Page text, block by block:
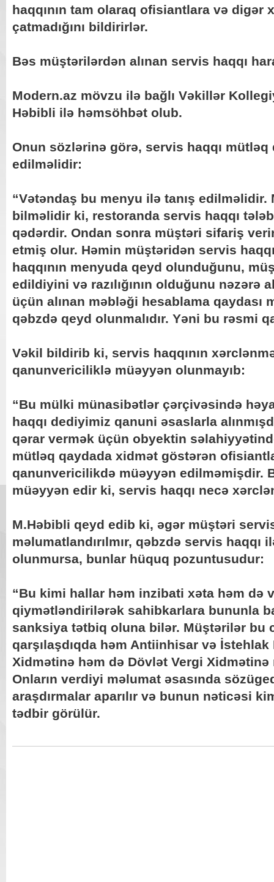
haqqının tam olaraq ofisiantlara və digər
çatmadığını bildirirlər.
Bəs müştərilərdən alınan servis haqqı
Modern.az mövzu ilə bağlı Vəkillər
Həbibli ilə həmsöhbət olub.
Onun sözlərinə görə, servis haqqı
edilməlidir:
“Vətəndaş bu menyu ilə tanış
bilməlidir ki, restoranda servis haqqı
qədərdir. Ondan sonra müştəri sifariş
etmiş olur. Həmin müştəridən servis
haqqının menyuda qeyd olunduğunu,
edildiyini və razılığının olduğunu nəzərə
üçün alınan məbləği hesablama qaydası
qəbzdə qeyd olunmalıdır. Yəni bu rəsmi
Vəkil bildirib ki, servis haqqının
qanunvericiliklə müəyyən olunmayıb:
“Bu mülki münasibətlər çərçivəsində
haqqı dediyimiz qanuni əsaslarla
qərar vermək üçün obyektin
mütləq qaydada xidmət göstərən
qanunvericilikdə müəyyən edilməmişdir.
müəyyən edir ki, servis haqqı necə
M.Həbibli qeyd edib ki, əgər müştəri
məlumatlandırılmır, qəbzdə servis haqqı
olunmursa, bunlar hüquq pozuntusudur:
“Bu kimi hallar həm inzibati xəta həm də
qiymətləndirilərək sahibkarlara bununla
sanksiya tətbiq oluna bilər. Müştərilər bu
qarşılaşdıqda həm Antiinhisar və İstehlak
Xidmətinə həm də Dövlət Vergi
Onların verdiyi məlumat əsasında
araşdırmalar aparılır və bunun nəticəsi
tədbir görülür.